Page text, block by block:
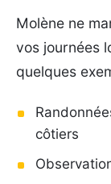
Molène ne
vos journées
quelques
côtiers